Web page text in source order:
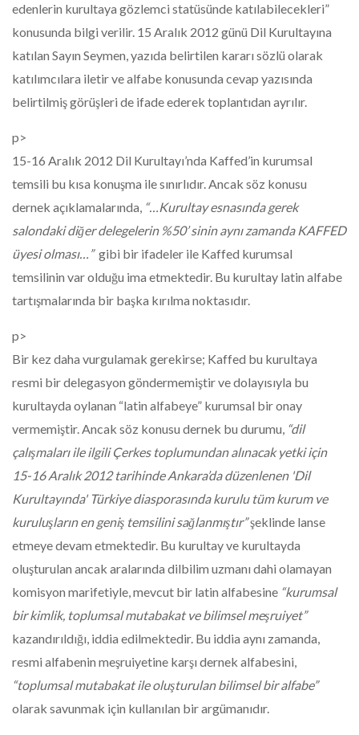
edenlerin kurultaya gözlemci statüsünde katılabilecekleri”
konusunda bilgi verilir. 15 Aralık 2012 günü Dil Kurultayına
katılan Sayın Seymen, yazıda belirtilen kararı sözlü olarak
katılımcılara iletir ve alfabe konusunda cevap yazısında
belirtilmiş görüşleri de ifade ederek toplantıdan ayrılır.
p>
15-16 Aralık 2012 Dil Kurultayı’nda Kaffed’in kurumsal
temsili bu kısa konuşma ile sınırlıdır. Ancak söz konusu
dernek açıklamalarında, “…Kurultay esnasında gerek
salondaki diğer delegelerin %50’ sinin aynı zamanda KAFFED
üyesi olması…”gibi bir ifadeler ile Kaffed kurumsal
temsilinin var olduğu ima etmektedir. Bu kurultay latin alfabe
tartışmalarında bir başka kırılma noktasıdır.
p>
Bir kez daha vurgulamak gerekirse; Kaffed bu kurultaya
resmi bir delegasyon göndermemiştir ve dolayısıyla bu
kurultayda oylanan “latin alfabeye” kurumsal bir onay
vermemiştir. Ancak söz konusu dernek bu durumu, “dil
çalışmaları ile ilgili Çerkes toplumundan alınacak yetki için
15-16 Aralık 2012 tarihinde Ankara’da düzenlenen 'Dil
Kurultayında' Türkiye diasporasında kurulu tüm kurum ve
kuruluşların en geniş temsilini sağlanmıştır”şeklinde lanse
etmeye devam etmektedir. Bu kurultay ve kurultayda
oluşturulan ancak aralarında dilbilim uzmanı dahi olamayan
komisyon marifetiyle, mevcut bir latin alfabesine “kurumsal
bir kimlik, toplumsal mutabakat ve bilimsel meşruiyet”
kazandırıldığı, iddia edilmektedir. Bu iddia aynı zamanda,
resmi alfabenin meşruiyetine karşı dernek alfabesini,
“toplumsal mutabakat ile oluşturulan bilimsel bir alfabe”
olarak savunmak için kullanılan bir argümanıdır.